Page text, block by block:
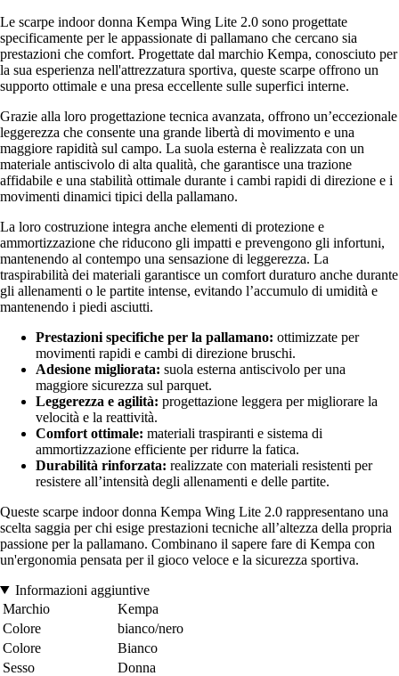
Le scarpe indoor donna Kempa Wing Lite 2.0 sono progettate
specificamente per le appassionate di pallamano che cercano sia
prestazioni che comfort. Progettate dal marchio Kempa, conosciuto per
la sua esperienza nell'attrezzatura sportiva, queste scarpe offrono un
supporto ottimale e una presa eccellente sulle superfici interne.
Grazie alla loro progettazione tecnica avanzata, offrono un’eccezionale
leggerezza che consente una grande libertà di movimento e una
maggiore rapidità sul campo. La suola esterna è realizzata con un
materiale antiscivolo di alta qualità, che garantisce una trazione
affidabile e una stabilità ottimale durante i cambi rapidi di direzione e i
movimenti dinamici tipici della pallamano.
La loro costruzione integra anche elementi di protezione e
ammortizzazione che riducono gli impatti e prevengono gli infortuni,
mantenendo al contempo una sensazione di leggerezza. La
traspirabilità dei materiali garantisce un comfort duraturo anche durante
gli allenamenti o le partite intense, evitando l’accumulo di umidità e
mantenendo i piedi asciutti.
Prestazioni specifiche per la pallamano: ottimizzate per
movimenti rapidi e cambi di direzione bruschi.
Adesione migliorata: suola esterna antiscivolo per una
maggiore sicurezza sul parquet.
Leggerezza e agilità: progettazione leggera per migliorare la
velocità e la reattività.
Comfort ottimale: materiali traspiranti e sistema di
ammortizzazione efficiente per ridurre la fatica.
Durabilità rinforzata: realizzate con materiali resistenti per
resistere all’intensità degli allenamenti e delle partite.
Queste scarpe indoor donna Kempa Wing Lite 2.0 rappresentano una
scelta saggia per chi esige prestazioni tecniche all’altezza della propria
passione per la pallamano. Combinano il sapere fare di Kempa con
un'ergonomia pensata per il gioco veloce e la sicurezza sportiva.
Informazioni aggiuntive
Marchio
Kempa
Colore
bianco/nero
Colore
Bianco
Sesso
Donna